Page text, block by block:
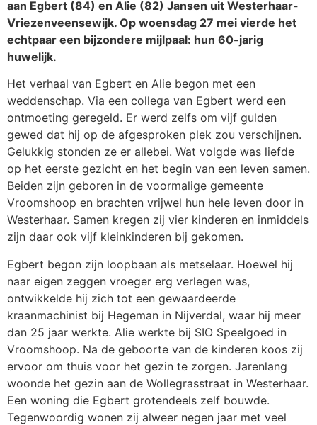
aan Egbert (84) en Alie (82) Jansen uit Westerhaar-
Vriezenveensewijk. Op woensdag 27 mei vierde het
echtpaar een bijzondere mijlpaal: hun 60-jarig
huwelijk.
Het verhaal van Egbert en Alie begon met een
weddenschap. Via een collega van Egbert werd een
ontmoeting geregeld. Er werd zelfs om vijf gulden
gewed dat hij op de afgesproken plek zou verschijnen.
Gelukkig stonden ze er allebei. Wat volgde was liefde
op het eerste gezicht en het begin van een leven samen.
Beiden zijn geboren in de voormalige gemeente
Vroomshoop en brachten vrijwel hun hele leven door in
Westerhaar. Samen kregen zij vier kinderen en inmiddels
zijn daar ook vijf kleinkinderen bij gekomen.
Egbert begon zijn loopbaan als metselaar. Hoewel hij
naar eigen zeggen vroeger erg verlegen was,
ontwikkelde hij zich tot een gewaardeerde
kraanmachinist bij Hegeman in Nijverdal, waar hij meer
dan 25 jaar werkte. Alie werkte bij SIO Speelgoed in
Vroomshoop. Na de geboorte van de kinderen koos zij
ervoor om thuis voor het gezin te zorgen. Jarenlang
woonde het gezin aan de Wollegrasstraat in Westerhaar.
Een woning die Egbert grotendeels zelf bouwde.
Tegenwoordig wonen zij alweer negen jaar met veel